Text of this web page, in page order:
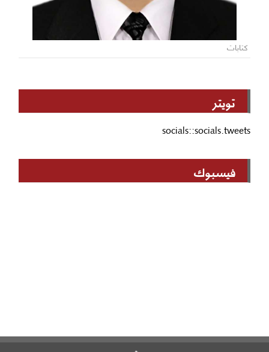
كتابات
تويتر
socials::socials.tweets
فيسبوك